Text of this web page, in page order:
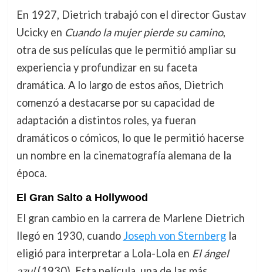
En 1927, Dietrich trabajó con el director Gustav
Ucicky en Cuando la mujer pierde su camino,
otra de sus películas que le permitió ampliar su
experiencia y profundizar en su faceta
dramática. A lo largo de estos años, Dietrich
comenzó a destacarse por su capacidad de
adaptación a distintos roles, ya fueran
dramáticos o cómicos, lo que le permitió hacerse
un nombre en la cinematografía alemana de la
época.
El Gran Salto a Hollywood
El gran cambio en la carrera de Marlene Dietrich
llegó en 1930, cuandoJoseph von Sternbergla
eligió para interpretar a Lola-Lola en El ángel